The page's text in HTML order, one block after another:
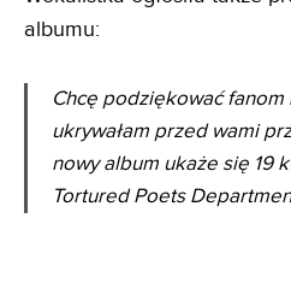
albumu:
Chcę podziękować
ukrywałam przed wami
nowy album ukaże się 19
Tortured Poets